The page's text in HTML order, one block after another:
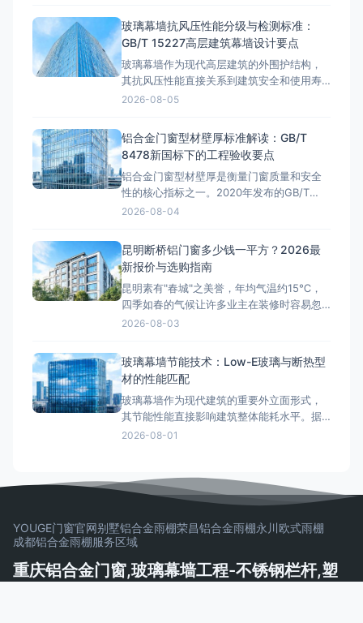
接影响居住舒适度和能耗成本。那么，重庆
铝合金门窗多少钱一平方？这是许多业主在
装修前最关心的问题。本文将结合重庆
玻璃幕墙抗风压性能分级与检测标准：
GB/T 15227高层建筑幕墙设计要点
玻璃幕墙作为现代高层建筑的外围护结构，
其抗风压性能直接关系到建筑安全和使用寿
命。随着我国超高层建筑的快速发展，幕墙
风压性能检测方法》和GB/T 21086《建筑幕
墙》共同构成了幕墙抗风压性能的分级与检
测标准体系。据
2026-08-05
铝合金门窗型材壁厚标准解读：GB/T
8478新国标下的工程验收要点
铝合金门窗型材壁厚是衡量门窗质量和安全
性的核心指标之一。2020年发布的GB/T
8478-2020《铝合金门窗》国家标准对型材
35%的铝合金门窗工程质量纠纷与型材壁厚
不足直接相关。本文将系统解读GB/T 8478
新国标中铝
2026-08-04
昆明断桥铝门窗多少钱一平方？2026最
新报价与选购指南
昆明素有"春城"之美誉，年均气温约15℃，
四季如春的气候让许多业主在装修时容易忽
视门窗的隔热性能。然而，昆明地处云贵高
的气候条件下，选择一扇优质的断桥铝门
窗，不仅能有效隔绝紫外线和室外温差，更
能显著提升居住舒适度。那么
2026-08-03
玻璃幕墙节能技术：Low-E玻璃与断热型
材的性能匹配
玻璃幕墙作为现代建筑的重要外立面形式，
其节能性能直接影响建筑整体能耗水平。据
统计，玻璃幕墙能耗占建筑总能耗的40%以
下，显著提升建筑节能效果。本文从Low-E
玻璃节能原理、断热型材技术、玻璃配置选
2026-08-01
YOUGE门窗官网别墅铝合金雨棚荣昌铝合金雨棚永川欧式雨棚
成都铝合金雨棚服务区域
重庆铝合金门窗,玻璃幕墙工程-不锈钢栏杆,塑